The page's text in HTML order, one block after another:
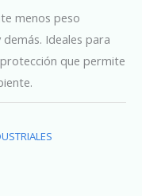
menos peso
Ideales para
que permite